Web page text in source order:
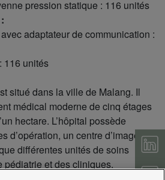
pression statique : 116 unités
adaptateur de communication :
116 unités
situé dans la ville de Malang. Il
médical moderne de cinq étages
hectare. L’hôpital possède
d’opération, un centre d’imagerie
différentes unités de soins
pédiatrie et des cliniques.